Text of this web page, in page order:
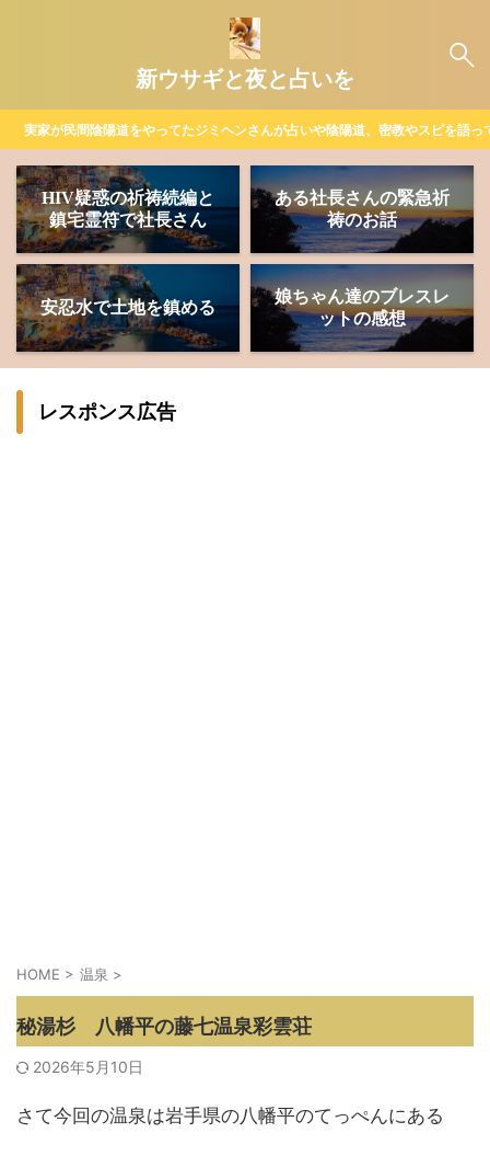
新ウサギと夜と占いを
実家が民間陰陽道をやってたジミヘンさんが占いや陰陽道、密教やスピを語
HIV疑惑の祈祷続編と
鎮宅霊符で社長さん
ある社長さんの緊急祈
祷のお話
安忍水で土地を鎮める
娘ちゃん達のブレスレ
ットの感想
レスポンス広告
HOME > 温泉 >
秘湯杉 八幡平の藤七温泉彩雲荘
2026年5月10日
さて今回の温泉は岩手県の八幡平のてっぺんにある